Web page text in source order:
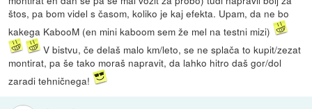
štos, pa bom videl s časom, koliko je kaj efekta. Upam, da ne bo
kakega KabooM (en mini kaboom sem že mel na testni mizi)
V bistvu, če delaš malo km/leto, se ne splača to kupit/zezat
montirat, pa še tako moraš napravit, da lahko hitro daš gor/dol
zaradi tehničnega!